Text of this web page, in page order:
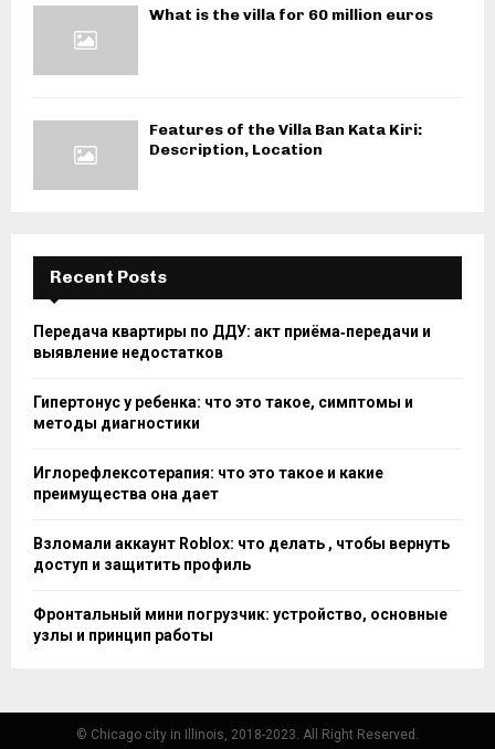
What is the villa for 60 million euros
Features of the Villa Ban Kata Kiri:
Description, Location
Recent Posts
Передача квартиры по ДДУ: акт приёма‑передачи и
выявление недостатков
Гипертонус у ребенка: что это такое, симптомы и
методы диагностики
Иглорефлексотерапия: что это такое и какие
преимущества она дает
Взломали аккаунт Roblox: что делать , чтобы вернуть
доступ и защитить профиль
Фронтальный мини погрузчик: устройство, основные
узлы и принцип работы
© Chicago city in Illinois, 2018-2023. All Right Reserved.